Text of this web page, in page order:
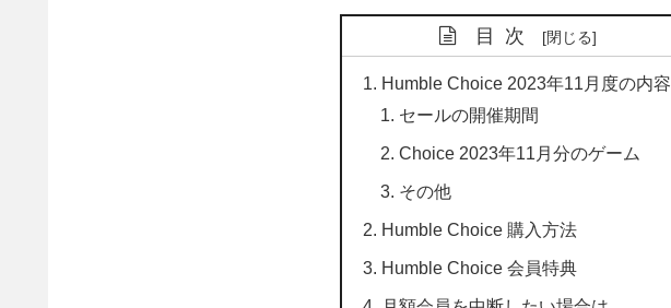
目次
Humble Choice 2023年11月度の内容
セールの開催期間
Choice 2023年11月分のゲーム
その他
Humble Choice 購入方法
Humble Choice 会員特典